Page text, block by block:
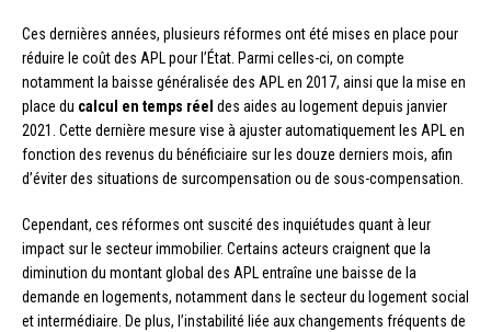
Ces dernières années, plusieurs réformes ont été mises en place pour
réduire le coût des APL pour l’État. Parmi celles-ci, on compte
notamment la baisse généralisée des APL en 2017, ainsi que la mise en
place du calcul en temps réel des aides au logement depuis janvier
2021. Cette dernière mesure vise à ajuster automatiquement les APL en
fonction des revenus du bénéficiaire sur les douze derniers mois, afin
d’éviter des situations de surcompensation ou de sous-compensation.
Cependant, ces réformes ont suscité des inquiétudes quant à leur
impact sur le secteur immobilier. Certains acteurs craignent que la
diminution du montant global des APL entraîne une baisse de la
demande en logements, notamment dans le secteur du logement social
et intermédiaire. De plus, l’instabilité liée aux changements fréquents de